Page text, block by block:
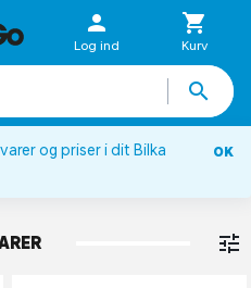
og priser i dit Bilka
OK
Log ind Kurv